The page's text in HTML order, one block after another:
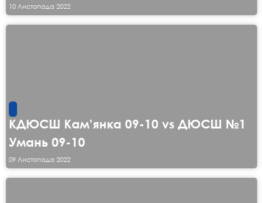
10 Листопада 2022
КДЮСШ Кам’янка 09-10 vs ДЮСШ №1
Умань 09-10
09 Листопада 2022